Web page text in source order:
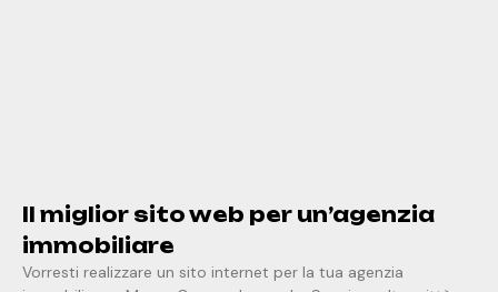
Il miglior sito web per un’agenzia
immobiliare
Vorresti realizzare un sito internet per la tua agenzia